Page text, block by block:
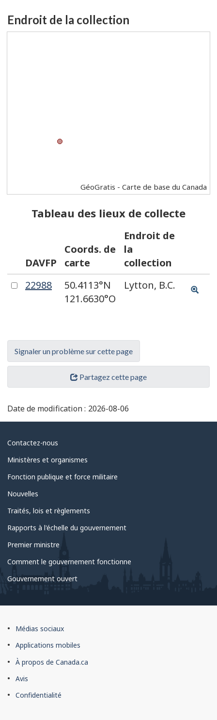
Endroit de la collection
GéoGratis - Carte de base du Canada
Tableau des lieux de collecte
Sélectionnez
DAVFP
Coords. de
carte
Endroit de
la
collection
Zoom
Cochez
élément
sur
la
22988
50.4113°N
121.6630°O
Lytton, B.C.
Signaler un problème sur cette page
Partagez cette page
Date de modification : 2026-08-06
Au
sujet
du
gouvernement
Contactez-nous
Ministères et organismes
Fonction publique et force militaire
Nouvelles
Traités, lois et règlements
Rapports à l'échelle du gouvernement
Premier ministre
Comment le gouvernement fonctionne
Gouvernement ouvert
À
propos
du
site
Médias sociaux
Applications mobiles
À propos de Canada.ca
Avis
Confidentialité